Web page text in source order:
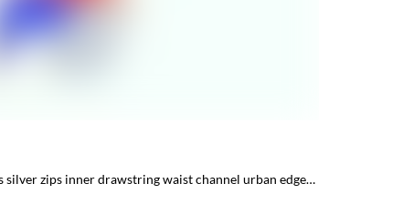
silver zips inner drawstring waist channel urban edge…